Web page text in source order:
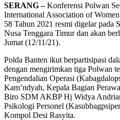
SERANG –Konferensi Polwan
International Association of
58 Tahun 2021 resmi digelar pada
Nusa Tenggara Timur dan akan
Jumat (12/11/21).
Polda Banten ikut berpartisipasi
dengan mengirimkan tiga Polwan
Pengendalian Operasi
Kam’ndyah, Kepala Bagian
Biro SDM AKBP Hj Widya
Psikologi Personel
Kompol Desi Rasyita.